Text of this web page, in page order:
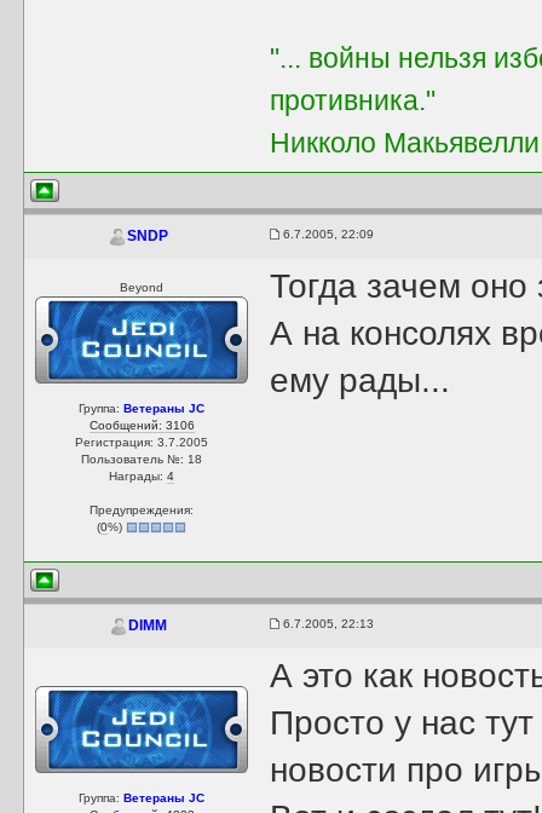
"... войны нельзя
противника."
Никколо Макьявелли
SNDP 6.7.2005, 22:09
Beyond
Группа:Ветераны JC
Сообщений: 3106
Регистрация: 3.7.2005
Пользователь №: 18
Награды:4
Предупреждения:
(0%)
Тогда зачем
А на консолях
ему рады...
DIMM 6.7.2005, 22:13
Группа:Ветераны JC
А это как
Просто у нас
новости про